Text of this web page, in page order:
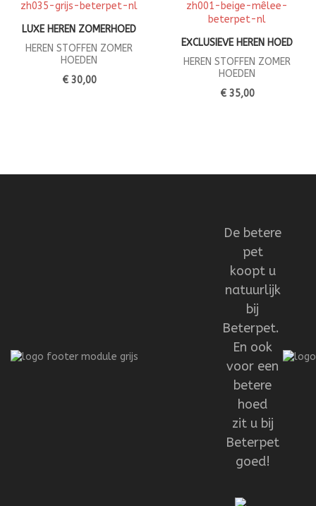
LUXE HEREN ZOMERHOED
HEREN STOFFEN ZOMER
HOEDEN
€ 30,00
EXCLUSIEVE HEREN HOED
HEREN STOFFEN ZOMER
HOEDEN
€ 35,00
De betere
pet
koopt u
natuurlijk
bij
Beterpet.
En ook
voor een
betere
hoed
zit u bij
Beterpet
goed!